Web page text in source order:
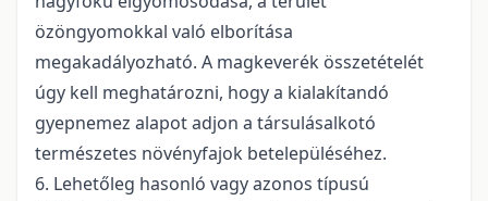
özöngyomokkal való elborítása
megakadályozható. A magkeverék összetételét
úgy kell meghatározni, hogy a kialakítandó
gyepnemez alapot adjon a társulásalkotó
természetes növényfajok betelepüléséhez.
6. Lehetőleg hasonló vagy azonos típusú